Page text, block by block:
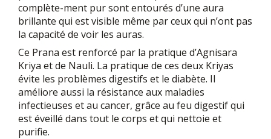
complète-ment pur sont entourés d’une aura
brillante qui est visible même par ceux qui n’ont pas
la capacité de voir les auras.
Ce Prana est renforcé par la pratique d’Agnisara
Kriya et de Nauli. La pratique de ces deux Kriyas
évite les problèmes digestifs et le diabète. Il
améliore aussi la résistance aux maladies
infectieuses et au cancer, grâce au feu digestif qui
est éveillé dans tout le corps et qui nettoie et
purifie.